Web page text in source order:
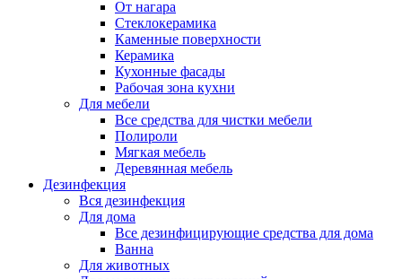
От нагара
Стеклокерамика
Каменные поверхности
Керамика
Кухонные фасады
Рабочая зона кухни
Для мебели
Все средства для чистки мебели
Полироли
Мягкая мебель
Деревянная мебель
Дезинфекция
Вся дезинфекция
Для дома
Все дезинфицирующие средства для дома
Ванна
Для животных